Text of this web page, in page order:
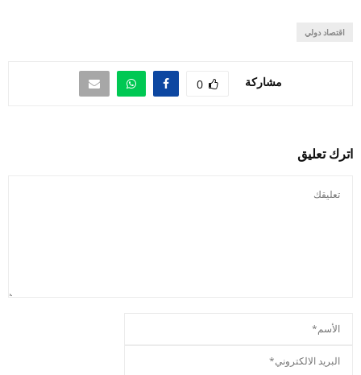
اقتصاد دولي
مشاركة 0
اترك تعليق